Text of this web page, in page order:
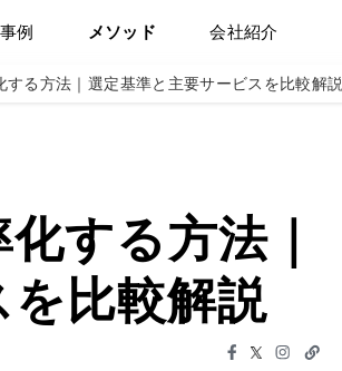
事例 メソッド 会社紹介
る方法｜選定基準と主要サービスを比較解説
する方法｜
比較解説